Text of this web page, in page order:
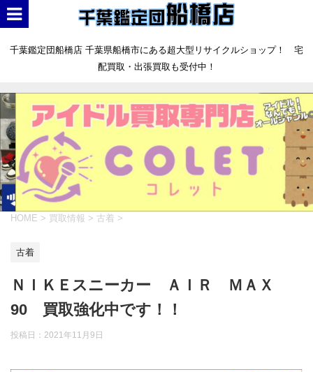
千葉鑑定団船橋店 千葉県船橋市にある超大型リサイクルショップ！ 宅
配買取・出張買取も受付中！
HOME > 買取情報 > 古着 >
古着
ＮＩＫＥスニーカー ＡＩＲ ＭＡＸ
90 買取強化中です！！
投稿日： 2021年11月9日